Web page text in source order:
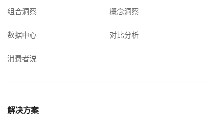
组合洞察 概念洞察
数据中心 对比分析
消费者说
解决方案